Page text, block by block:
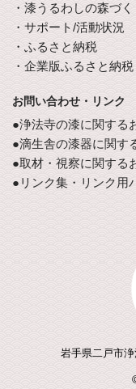
・漆うるわしの森づ
・サポート/活動状況
・ふるさと納税
・企業版ふるさと納税
お問い合わせ・リンク
●浄法寺の漆に関する
●滴生舎の漆器に関す
●取材・視察に関する
●リンク集・リンク用
岩手県二戸市